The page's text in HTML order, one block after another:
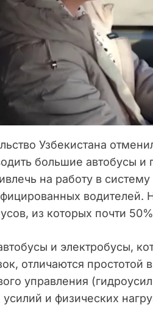
Узбекистана
большие автобусы и
на работу в
из которых почти
и электробусы,
отличаются простотой
управления
и физических